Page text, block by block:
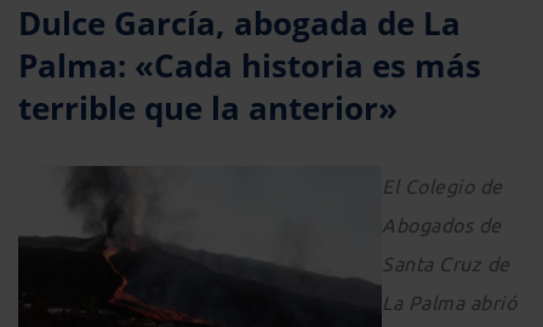
Dulce García, abogada de La
Palma: «Cada historia es más
terrible que la anterior»
El Colegio de
Abogados de
Santa Cruz de
La Palma abrió